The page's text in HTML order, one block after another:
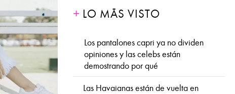
LO MÁS VISTO
Los pantalones capri ya no dividen
opiniones y las celebs están
demostrando por qué
Las Havaianas están de vuelta en